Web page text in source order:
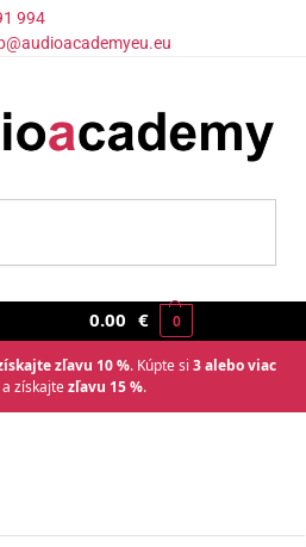
994
0.00 € 0
zľavu 10 %. Kúpte si 3 alebo viac
získajtezľavu 15 %.